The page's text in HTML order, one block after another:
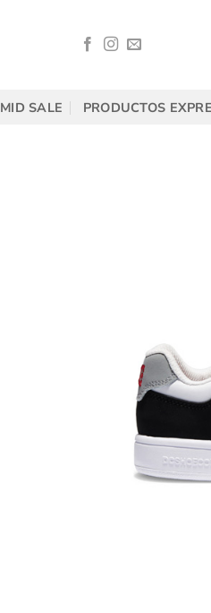
MID SALE PRODUCTOS